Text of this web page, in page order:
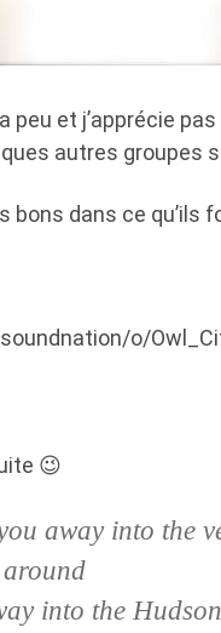
peu et j’apprécie
autres groupes
bons dans ce qu’ils
o/
😉
away into the
into the